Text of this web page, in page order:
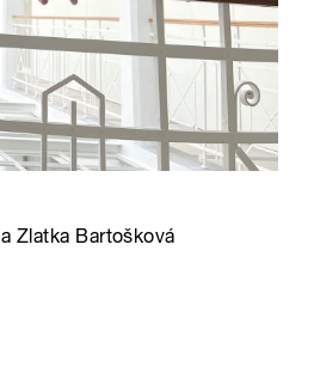
Zlatka Bartošková